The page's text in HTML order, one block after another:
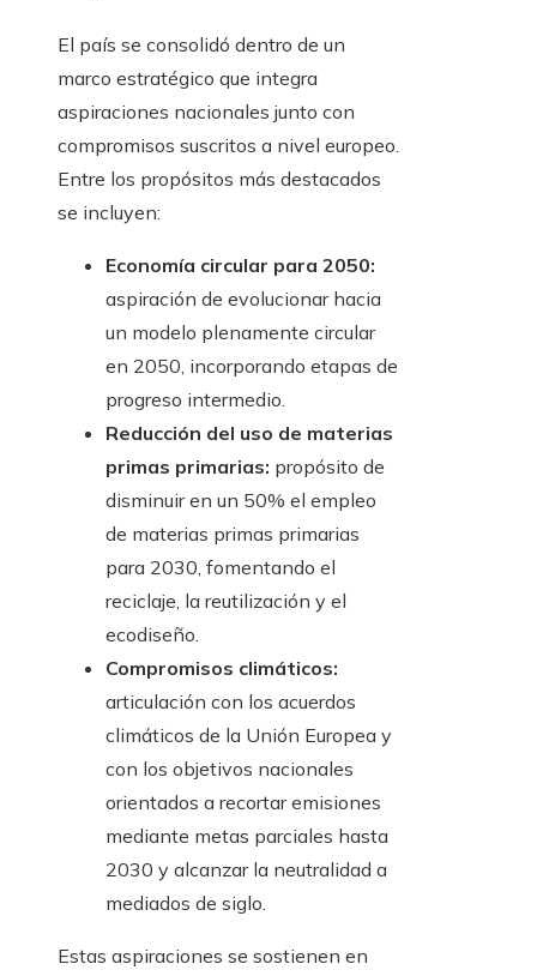
El país se consolidó dentro de un
marco estratégico que integra
aspiraciones nacionales junto con
compromisos suscritos a nivel europeo.
Entre los propósitos más destacados
se incluyen:
Economía circular para 2050:
aspiración de evolucionar hacia
un modelo plenamente circular
en 2050, incorporando etapas de
progreso intermedio.
Reducción del uso de materias
primas primarias: propósito de
disminuir en un 50% el empleo
de materias primas primarias
para 2030, fomentando el
reciclaje, la reutilización y el
ecodiseño.
Compromisos climáticos:
articulación con los acuerdos
climáticos de la Unión Europea y
con los objetivos nacionales
orientados a recortar emisiones
mediante metas parciales hasta
2030 y alcanzar la neutralidad a
mediados de siglo.
Estas aspiraciones se sostienen en